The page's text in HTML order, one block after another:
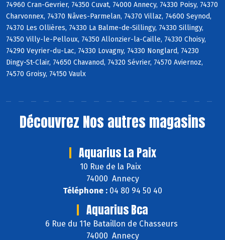
74960 Cran-Gevrier, 74350 Cuvat, 74000 Annecy, 74330 Poisy, 74370
Charvonnex, 74370 Nâves-Parmelan, 74370 Villaz, 74600 Seynod,
74370 Les Ollières, 74330 La Balme-de-Sillingy, 74330 Sillingy,
74350 Villy-le-Pelloux, 74350 Allonzier-la-Caille, 74330 Choisy,
74290 Veyrier-du-Lac, 74330 Lovagny, 74330 Nonglard, 74230
Dingy-St-Clair, 74650 Chavanod, 74320 Sévrier, 74570 Aviernoz,
74570 Groisy, 74150 Vaulx
Découvrez Nos autres magasins
Aquarius La Paix
10 Rue de la Paix
74000 Annecy
Téléphone : 04 80 94 50 40
Aquarius Bca
6 Rue du 11e Bataillon de Chasseurs
74000 Annecy